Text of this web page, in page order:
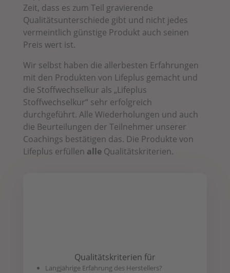
Zeit, dass es zum Teil gravierende
Qualitätsunterschiede gibt und nicht jedes
vermeintlich günstige Produkt auch seinen
Preis wert ist.
Wir selbst haben die allerbesten Erfahrungen
mit den Produkten von Lifeplus gemacht und
die Stoffwechselkur als „Lifeplus
Stoffwechselkur“ sehr erfolgreich
durchgeführt. Alle Wiederholungen und auch
die Beurteilungen der Teilnehmer unserer
Coachings bestätigen das. Die Produkte von
Lifeplus erfüllen alleQualitätskriterien.
Qualitätskriterien für
Langjährige Erfahrung des Herstellers?